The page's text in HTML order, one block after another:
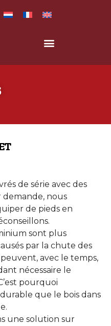
de série avec des
demande, nous
de pieds en
sont plus
par la chute des
avec le temps,
nécessaire le
pourquoi
durable que le bois dans
une solution sur